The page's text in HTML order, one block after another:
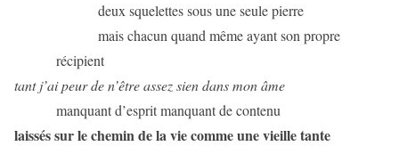
deux squelettes sous une seule pierre
mais chacun quand même ayant son propre
récipient
tant j’ai peur de n’être assez sien dans mon âme
manquant d’esprit manquant de contenu
laissés sur le chemin de la vie comme une vieille tante